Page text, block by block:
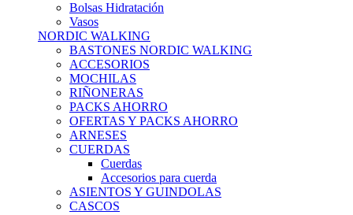
Bolsas Hidratación
Vasos
NORDIC WALKING
BASTONES NORDIC WALKING
ACCESORIOS
MOCHILAS
RIÑONERAS
PACKS AHORRO
OFERTAS Y PACKS AHORRO
ARNESES
CUERDAS
Cuerdas
Accesorios para cuerda
ASIENTOS Y GUINDOLAS
CASCOS